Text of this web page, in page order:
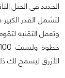
الجديد فى الجيل
الأزرق ليسمح لك